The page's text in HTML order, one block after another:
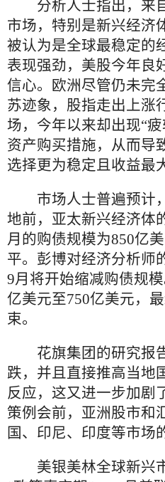
分析人士指出，来自
市场，特别是新兴经济
被认为是全球最稳定的
表现强劲，美股今年良
信心。欧洲尽管仍未完
苏迹象，股指走出上涨
场，今年以来却出现“
资产购买措施，从而导
选择更为稳定且收益最
市场人士普遍预计，
地前，亚太新兴经济体
月的购债规模为850亿
平。彭博对经济分析师
9月将开始缩减购债规
亿美元至750亿美元，
束。
花旗集团的研究报告
跌，并且直接推高当地
反应，这又进一步加剧
策例会前，亚洲股市和
国、印尼、印度等市场
美银美林全球新兴市